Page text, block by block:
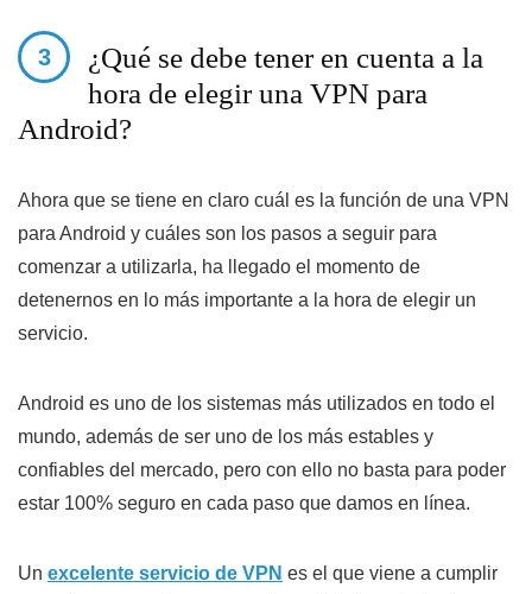
¿Qué se debe tener en cuenta a la
hora de elegir una VPN para
Android?
Ahora que se tiene en claro cuál es la función de una VPN
para Android y cuáles son los pasos a seguir para
comenzar a utilizarla, ha llegado el momento de
detenernos en lo más importante a la hora de elegir un
servicio.
Android es uno de los sistemas más utilizados en todo el
mundo, además de ser uno de los más estables y
confiables del mercado, pero con ello no basta para poder
estar 100% seguro en cada paso que damos en línea.
Un excelente servicio de VPN es el que viene a cumplir